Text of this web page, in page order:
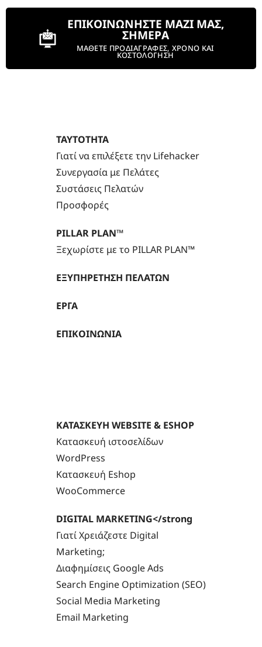
ΕΠΙΚΟΙΝΩΝΗΣΤΕ ΜΑΖΙ ΜΑΣ,
ΣΗΜΕΡΑ
ΜΑΘΕΤΕ ΠΡΟΔΙΑΓΡΑΦΕΣ, ΧΡΟΝΟ ΚΑΙ
ΚΟΣΤΟΛΟΓΗΣΗ
ΤΑΥΤΟΤΗΤΑ
Γιατί να επιλέξετε την Lifehacker
Συνεργασία με Πελάτες
Συστάσεις Πελατών
Προσφορές
PILLAR PLAN™
Ξεχωρίστε με το PILLAR PLAN™
ΕΞΥΠΗΡΕΤΗΣΗ ΠΕΛΑΤΩΝ
ΕΡΓΑ
ΕΠΙΚΟΙΝΩΝΙΑ
ΚΑΤΑΣΚΕΥΗ WEBSITE & ESHOP
Κατασκευή ιστοσελίδων
WordPress
Κατασκευή Eshop
WooCommerce
DIGITAL MARKETING</strong
Γιατί Χρειάζεστε Digital
Marketing;
Διαφημίσεις Google Ads
Search Engine Optimization (SEO)
Social Media Marketing
Email Marketing